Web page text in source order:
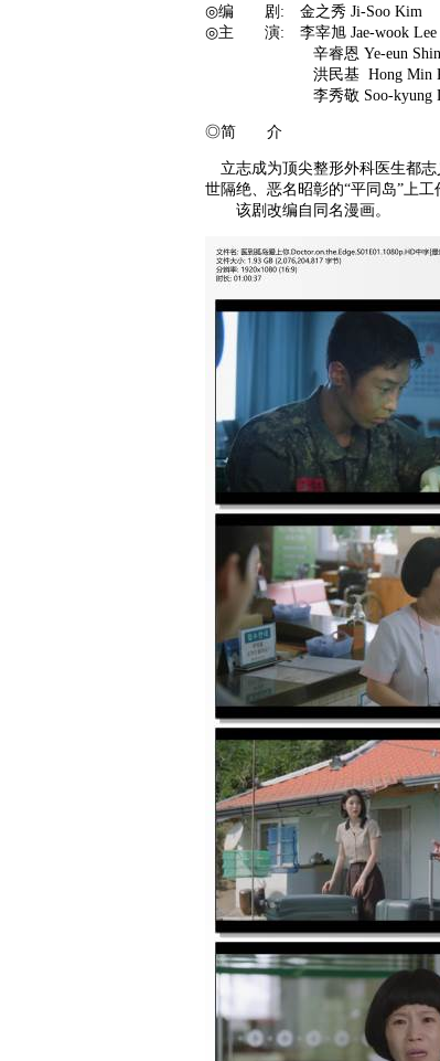
◎编 剧: 金之秀 Ji-Soo Kim
◎主 演: 李宰旭 Jae-wook Lee
辛睿恩 Ye-eun Shin
洪民基 Hong Min
李秀敬 Soo-kyung
◎简 介
立志成为顶尖整形外科医生都志
世隔绝、恶名昭彰的“平同岛”上
该剧改编自同名漫画。